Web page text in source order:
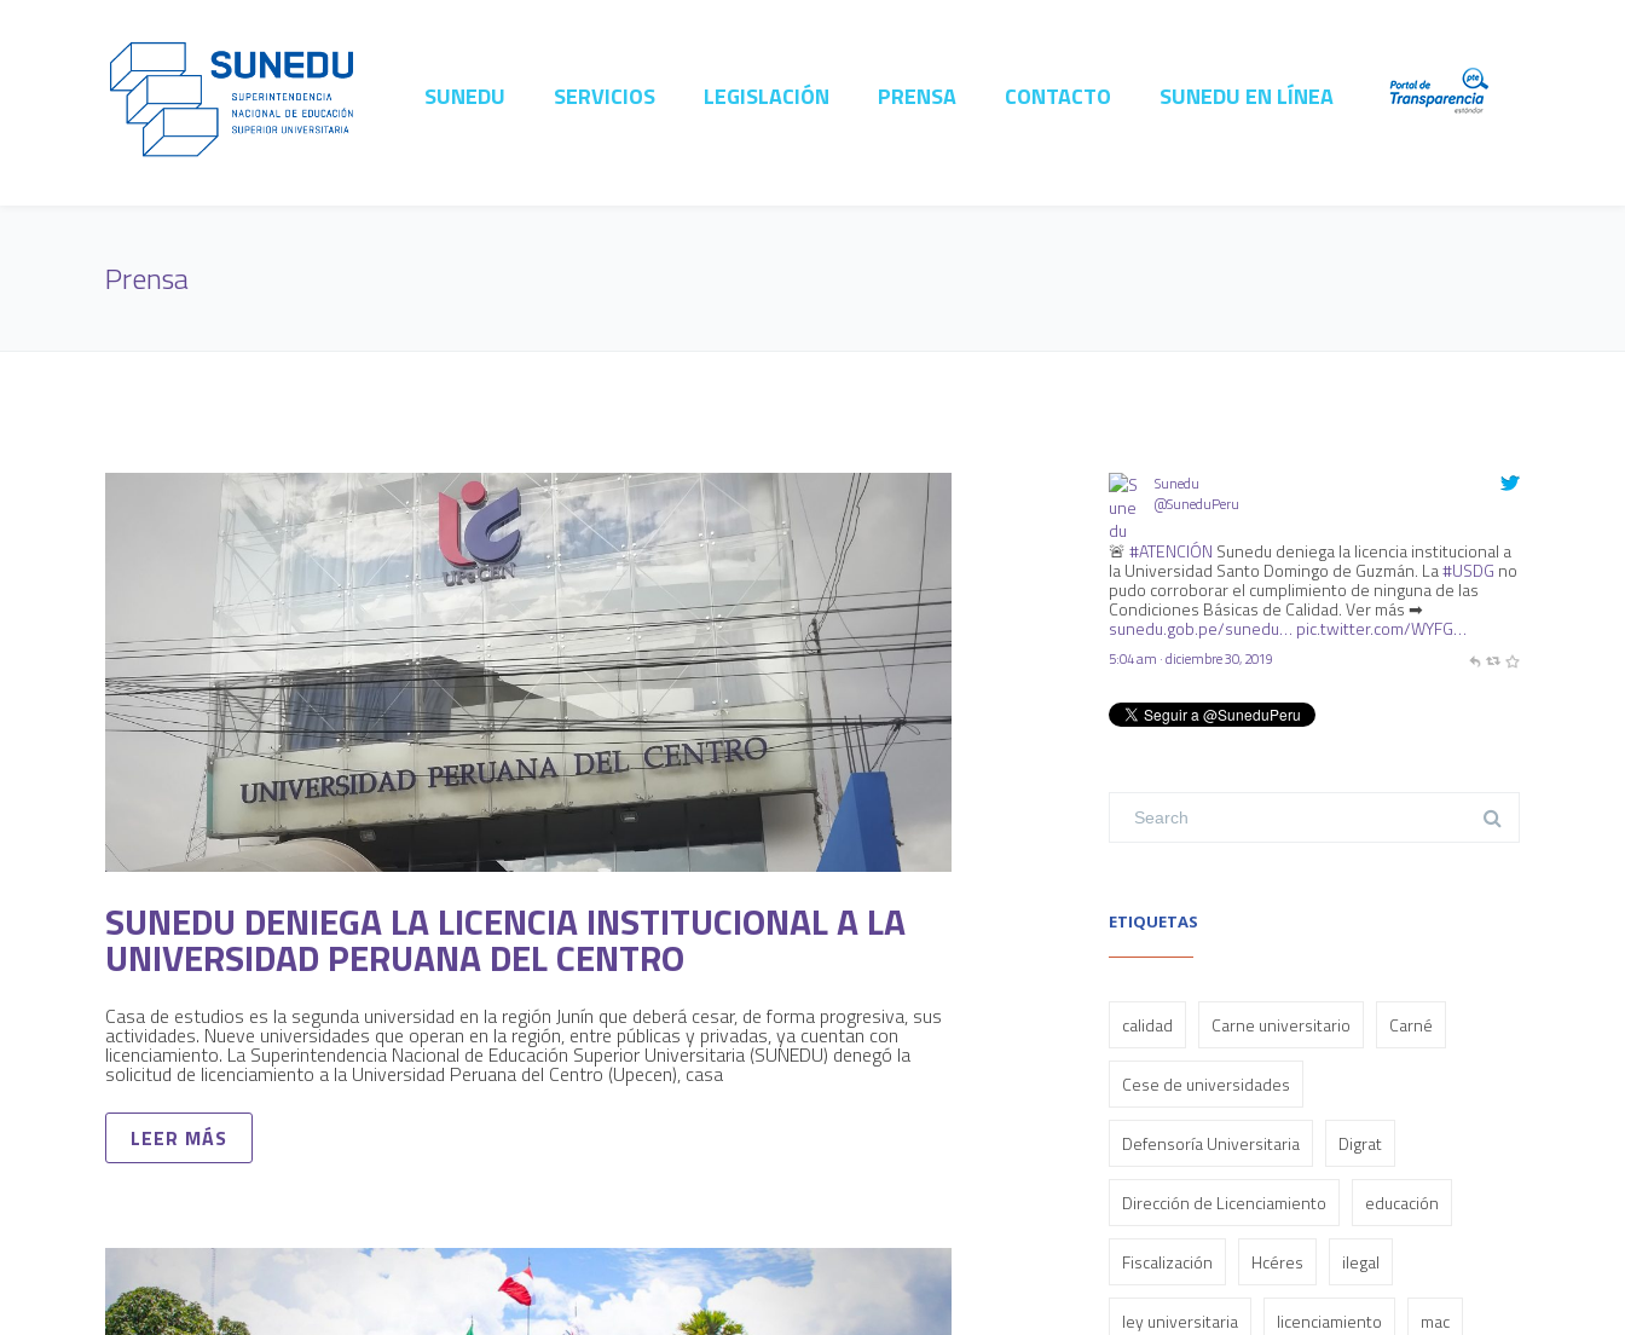
SUNEDU SERVICIOS LEGISLACIÓN PRENSA CONTACTO SUNEDU EN LÍNEA
Prensa
SUNEDU DENIEGA LA LICENCIA INSTITUCIONAL A LA
UNIVERSIDAD PERUANA DEL CENTRO
Casa de estudios es la segunda universidad en la región Junín que deberá cesar, de forma progresiva, sus
actividades. Nueve universidades que operan en la región, entre públicas y privadas, ya cuentan con
licenciamiento. La Superintendencia Nacional de Educación Superior Universitaria (SUNEDU) denegó la
solicitud de licenciamiento a la Universidad Peruana del Centro (Upecen), casa
LEER MÁS
Sunedu
@SuneduPeru
🚨#ATENCIÓN Sunedu deniega la licencia institucional a
la Universidad Santo Domingo de Guzmán. La#USDG no
pudo corroborar el cumplimiento de ninguna de las
Condiciones Básicas de Calidad. Ver más ➡
sunedu.gob.pe/sunedu… pic.twitter.com/WYFG…
5:04 am · diciembre 30, 2019
ETIQUETAS
calidad Carne universitario Carné
Cese de universidades
Defensoría Universitaria Digrat
Dirección de Licenciamiento educación
Fiscalización Hcéres ilegal
ley universitaria licenciamiento mac